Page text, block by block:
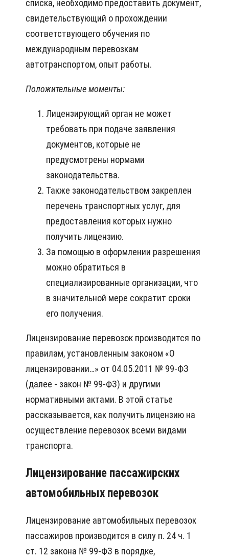
списка, необходимо предоставить документ,
свидетельствующий о прохождении
соответствующего обучения по
международным перевозкам
автотранспортом, опыт работы.
Положительные моменты:
Лицензирующий орган не может
требовать при подаче заявления
документов, которые не
предусмотрены нормами
законодательства.
Также законодательством закреплен
перечень транспортных услуг, для
предоставления которых нужно
получить лицензию.
За помощью в оформлении разрешения
можно обратиться в
специализированные организации, что
в значительной мере сократит сроки
его получения.
Лицензирование перевозок производится по
правилам, установленным законом «О
лицензировании…» от 04.05.2011 № 99-ФЗ
(далее - закон № 99-ФЗ) и другими
нормативными актами. В этой статье
рассказывается, как получить лицензию на
осуществление перевозок всеми видами
транспорта.
Лицензирование пассажирских
автомобильных перевозок
Лицензирование автомобильных перевозок
пассажиров производится в силу п. 24 ч. 1
ст. 12 закона № 99-ФЗ в порядке,